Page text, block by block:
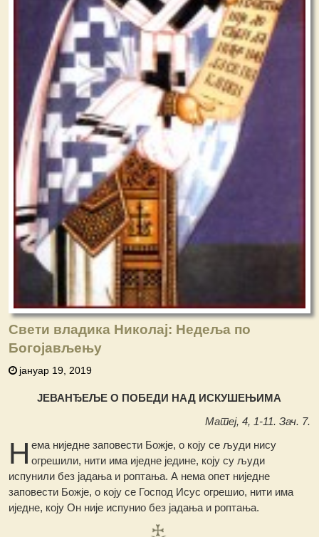
Свети владика Николај: Недеља пo
Богојављењу
јануар 19, 2019
ЈЕВАНЂЕЉЕ О ПОБЕДИ НАД ИСКУШЕЊИМА
Матеј, 4, 1-11. Зач. 7.
Н ема ниједне заповести Божје, о коју се људи нису
огрешили, нити има иједне једине, коју су људи
испунили без јадања и роптања. А нема опет ниједне
заповести Божје, о коју се Господ Исус огрешио, нити има
иједне, коју Он није испунио без јадања и роптања.